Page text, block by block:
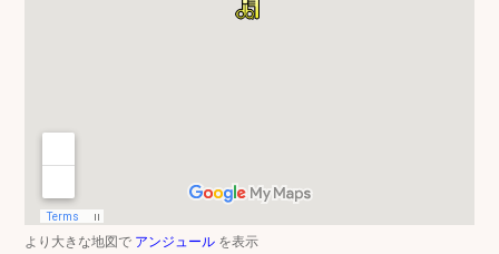
より大きな地図で アンジュール を表示